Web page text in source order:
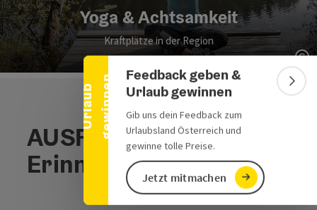
U
r
l
a
u
b
g
e
w
i
n
n
e n
Banner einklappen
Feedback geben &
Urlaub gewinnen
Gib uns dein Feedback zum
Urlaubsland Österreich und
gewinne tolle Preise.
Jetzt mitmachen
Yoga & Achtsamkeit
Kraftplätze in der Region
AUSFLUGSZIELE, die
Erinnerungen schaffen